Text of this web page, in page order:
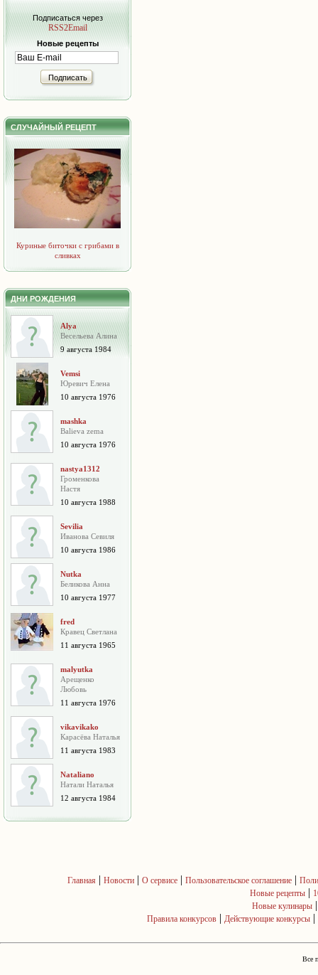
Подписаться через
RSS2Email
Новые рецепты
Подписать
СЛУЧАЙНЫЙ РЕЦЕПТ
Куриные биточки с грибами в
сливках
ДНИ РОЖДЕНИЯ
Alya
Весельева Алина
9 августа 1984
Vemsi
Юревич Елена
10 августа 1976
mashka
Balieva zema
10 августа 1976
nastya1312
Громенкова
Настя
10 августа 1988
Sevilia
Иванова Севиля
10 августа 1986
Nutka
Беликова Анна
10 августа 1977
fred
Кравец Светлана
11 августа 1965
malyutka
Арещенко
Любовь
11 августа 1976
vikavikako
Карасёва Наталья
11 августа 1983
Nataliano
Натали Наталья
12 августа 1984
Главная | Новости| О сервисе| Пользовательское соглашение|
Новые рецепты |
Новые кулинары
Правила конкурсов | Действующие конкурсы |
Все